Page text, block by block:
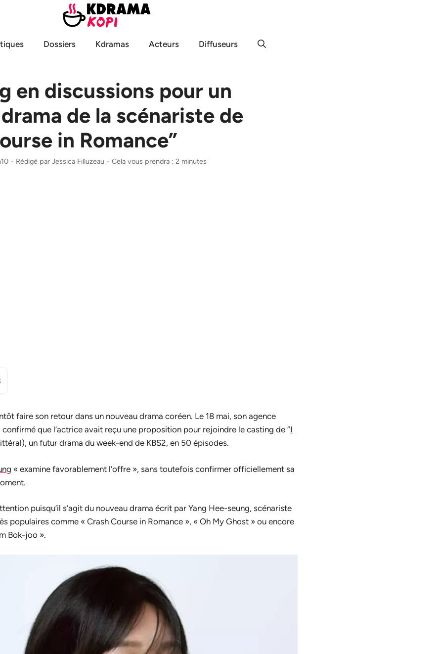
Dossiers Kdramas Acteurs Diffuseurs
en discussions pour un
de la scénariste de
in Romance”
• Rédigé par Jessica Filluzeau • Cela vous prendra : 2 minutes
faire son retour dans un nouveau drama coréen. Le 18 mai, son agence
confirmé que l’actrice avait reçu une proposition pour rejoindre le casting de “I
un futur drama du week-end de KBS2, en 50 épisodes.
« examine favorablement l’offre », sans toutefois confirmer officiellement sa
puisqu’il s’agit du nouveau drama écrit par Yang Hee-seung, scénariste
populaires comme « Crash Course in Romance », « Oh My Ghost » ou encore
Bok-joo ».